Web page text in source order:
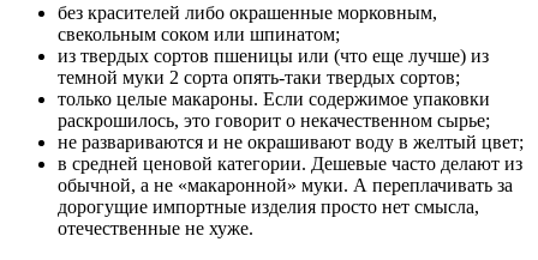
без красителей либо окрашенные морковным,
свекольным соком или шпинатом;
из твердых сортов пшеницы или (что еще лучше) из
темной муки 2 сорта опять-таки твердых сортов;
только целые макароны. Если содержимое упаковки
раскрошилось, это говорит о некачественном сырье;
не развариваются и не окрашивают воду в желтый цвет;
в средней ценовой категории. Дешевые часто делают из
обычной, а не «макаронной» муки. А переплачивать за
дорогущие импортные изделия просто нет смысла,
отечественные не хуже.